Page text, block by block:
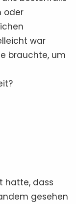
oder
war
brauchte, um
hatte, dass
gesehen